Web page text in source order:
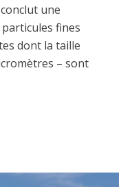
une
fines
dont la taille
– sont